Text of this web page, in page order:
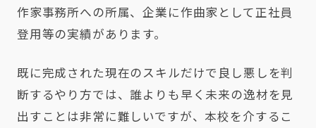
作家事務所への所属、企業に作曲家として正社員
登用等の実績があります。
既に完成された現在のスキルだけで良し悪しを判
断するやり方では、誰よりも早く未来の逸材を見
出すことは非常に難しいですが、本校を介するこ